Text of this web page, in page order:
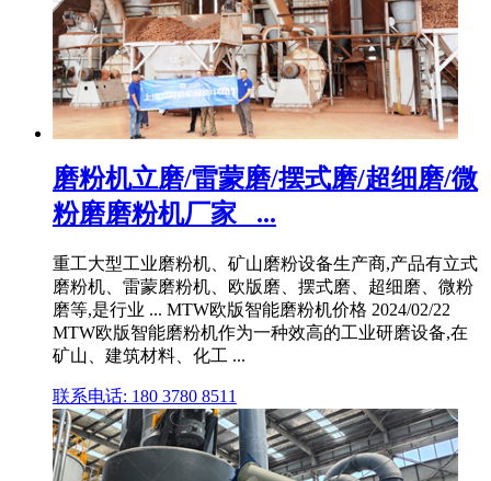
磨粉机立磨/雷蒙磨/摆式磨/超细磨/微
粉磨磨粉机厂家_ ...
重工大型工业磨粉机、矿山磨粉设备生产商,产品有立式
磨粉机、雷蒙磨粉机、欧版磨、摆式磨、超细磨、微粉
磨等,是行业 ... MTW欧版智能磨粉机价格 2024/02/22
MTW欧版智能磨粉机作为一种效高的工业研磨设备,在
矿山、建筑材料、化工 ...
联系电话: 180 3780 8511